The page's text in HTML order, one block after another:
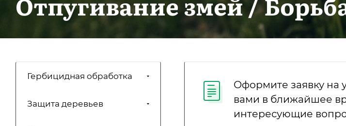
Оформите заявку на
вами в ближайшее
интересующие
Гербицидная обработка
Защита деревьев